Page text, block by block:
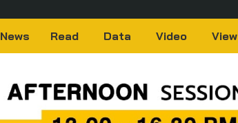
News Read Data Video View